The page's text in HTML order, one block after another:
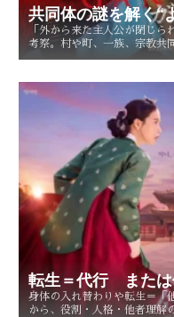
共同体の謎を解く“
「外から来た主人公が閉じら
考察。村や町、一族、宗教共
転生＝代行 または
身体の入れ替わりや転生＝「
から、役割・人格・他者理解